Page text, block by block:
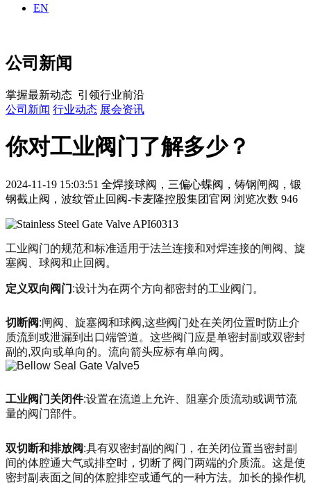
EN
公司新闻
掌握最新动态 引领行业前沿
公司新闻 行业动态 展会资讯
你对工业阀门了解多少？
2024-11-19 15:03:51 全焊接球阀，三偏心蝶阀，铸钢闸阀，锻
钢截止阀，波纹管止回阀-卡麦隆控股集团官网 浏览次数 946
工业阀门的规范和标准适用于法兰连接和对焊连接的闸阀、旋
塞阀、球阀和止回阀。
定义双向阀门 :设计为在两个方向都密封的工业阀门。
切断阀:闸阀、旋塞阀和球阀,这些阀门处在关闭位置时防止介
质流到或泄漏到出口端管道。这些阀门应是单密封副或双密封
副的,双向或单向的。流向箭头应标有单向阀。
工业阀门关闭件:设置在流道上允许、阻塞介质流动或调节流
量的阀门部件。
双切断和排放阀:具有双密封副的阀门，在关闭位置当密封副
间的体腔通大气或排空时，切断了阀门两端的介质流。这是使
密封副表面之间的体腔排空或通气的一种方法。加长的操作机